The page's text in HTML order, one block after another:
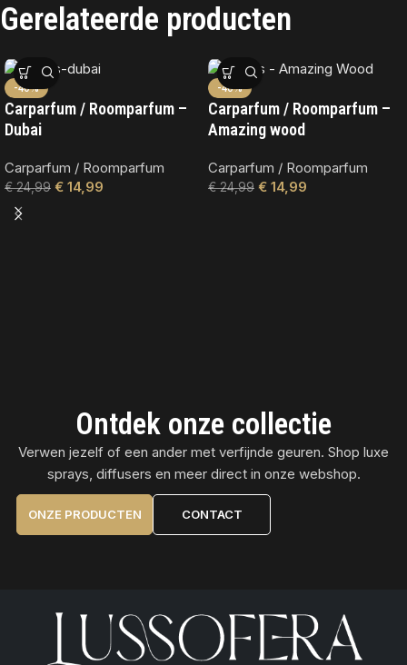
Gerelateerde producten
-40%
Carparfum / Roomparfum –
Dubai
Carparfum / Roomparfum
€24,99 € 14,99
-40%
Carparfum / Roomparfum –
Amazing wood
Carparfum / Roomparfum
€24,99 € 14,99
Ontdek onze collectie
Verwen jezelf of een ander met verfijnde geuren. Shop luxe
sprays, diffusers en meer direct in onze webshop.
ONZE PRODUCTEN CONTACT